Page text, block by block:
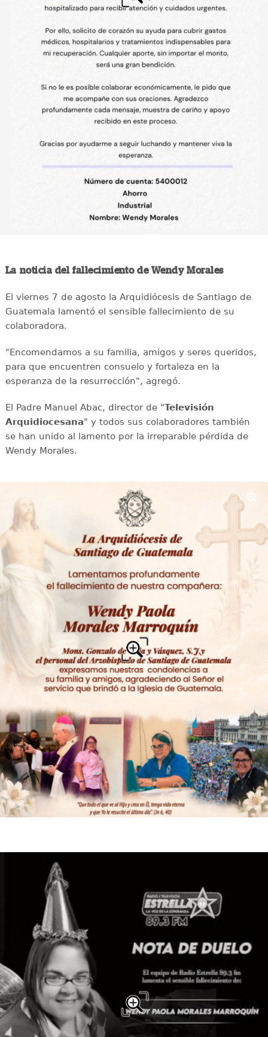
La noticia del fallecimiento de Wendy Morales
El viernes 7 de agosto la Arquidiócesis de Santiago de
Guatemala lamentó el sensible fallecimiento de su
colaboradora.
"Encomendamos a su familia, amigos y seres queridos,
para que encuentren consuelo y fortaleza en la
esperanza de la resurrección", agregó.
El Padre Manuel Abac, director de "Televisión
Arquidiocesana" y todos sus colaboradores también
se han unido al lamento por la irreparable pérdida de
Wendy Morales.